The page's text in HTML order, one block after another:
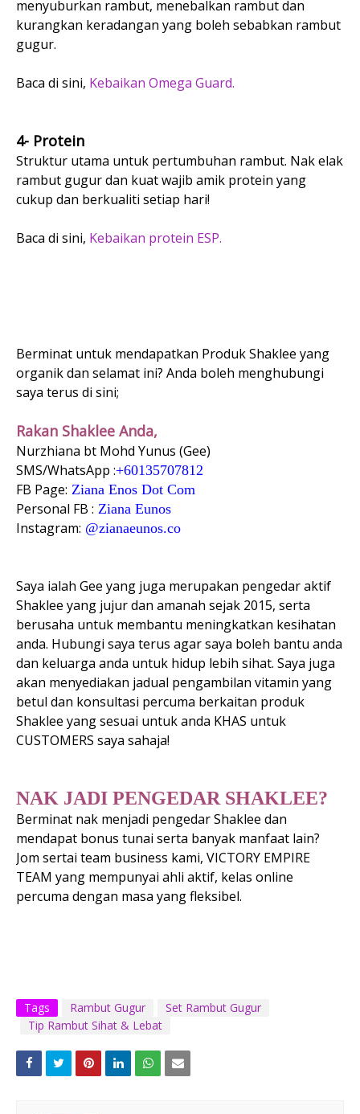
menyuburkan rambut, menebalkan rambut dan
kurangkan keradangan yang boleh sebabkan rambut
gugur.
Baca di sini, Kebaikan Omega Guard.
4- Protein
Struktur utama untuk pertumbuhan rambut. Nak elak
rambut gugur dan kuat wajib amik protein yang
cukup dan berkualiti setiap hari!
Baca di sini, Kebaikan protein ESP.
Berminat untuk mendapatkan Produk Shaklee yang
organik dan selamat ini? Anda boleh menghubungi
saya terus di sini;
Rakan Shaklee Anda,
Nurzhiana bt Mohd Yunus (Gee)
SMS/WhatsApp :+60135707812
FB Page: Ziana Enos Dot Com
Personal FB : Ziana Eunos
Instagram: @zianaeunos.co
Saya ialah Gee yang juga merupakan pengedar aktif
Shaklee yang jujur dan amanah sejak 2015, serta
berusaha untuk membantu meningkatkan kesihatan
anda. Hubungi saya terus agar saya boleh bantu anda
dan keluarga anda untuk hidup lebih sihat. Saya juga
akan menyediakan jadual pengambilan vitamin yang
betul dan konsultasi percuma berkaitan produk
Shaklee yang sesuai untuk anda KHAS untuk
CUSTOMERS saya sahaja!
NAK JADI PENGEDAR SHAKLEE?
Berminat nak menjadi pengedar Shaklee dan
mendapat bonus tunai serta banyak manfaat lain?
Jom sertai team business kami, VICTORY EMPIRE
TEAM yang mempunyai ahli aktif, kelas online
percuma dengan masa yang fleksibel.
Tags Rambut Gugur
Set Rambut Gugur
Tip Rambut Sihat & Lebat